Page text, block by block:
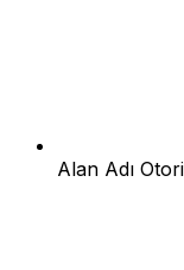
Alan Adı